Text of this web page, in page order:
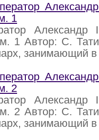
1
1 Автор: С.
занимающий в
2
2 Автор: С.
занимающий в